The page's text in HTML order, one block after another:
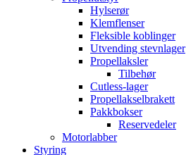
Hylserør
Klemflenser
Fleksible koblinger
Utvending stevnlager
Propellaksler
Tilbehør
Cutless-lager
Propellakselbrakett
Pakkbokser
Reservedeler
Motorlabber
Styring